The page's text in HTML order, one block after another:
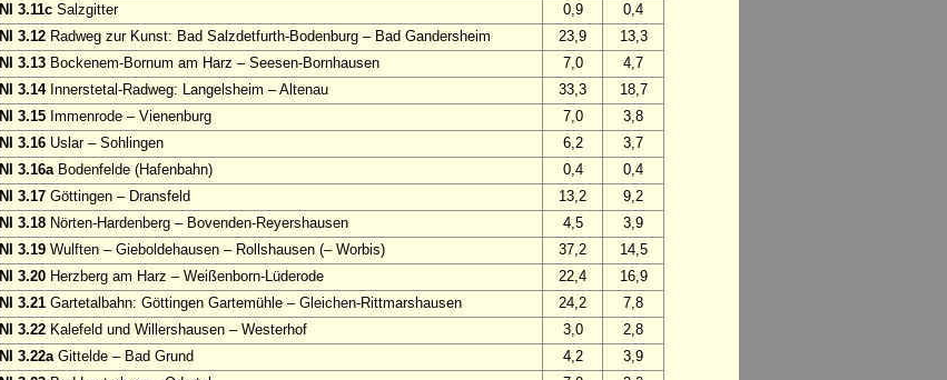
NI 3.11c Salzgitter 0,9
0,4
NI 3.12 Radweg zur Kunst: Bad Salzdetfurth-Bodenburg – Bad Gandersheim 23,9
13,3
NI 3.13 Bockenem-Bornum am Harz – Seesen-Bornhausen 7,0
4,7
NI 3.14Innerstetal-Radweg: Langelsheim – Altenau 33,3
18,7
NI 3.15 Immenrode – Vienenburg 7,0
3,8
NI 3.16 Uslar – Sohlingen 6,2
3,7
NI 3.16aBodenfelde (Hafenbahn) 0,4
0,4
NI 3.17 Göttingen – Dransfeld 13,2
9,2
NI 3.18 Nörten-Hardenberg – Bovenden-Reyershausen 4,5
3,9
NI 3.19 Wulften – Gieboldehausen – Rollshausen (– Worbis) 37,2
14,5
NI 3.20 Herzberg am Harz – Weißenborn-Lüderode 22,4
16,9
NI 3.21 Gartetalbahn: Göttingen Gartemühle – Gleichen-Rittmarshausen 24,2
7,8
NI 3.22 Kalefeld und Willershausen – Westerhof 3,0
2,8
NI 3.22aGittelde – Bad Grund 4,2
3,9